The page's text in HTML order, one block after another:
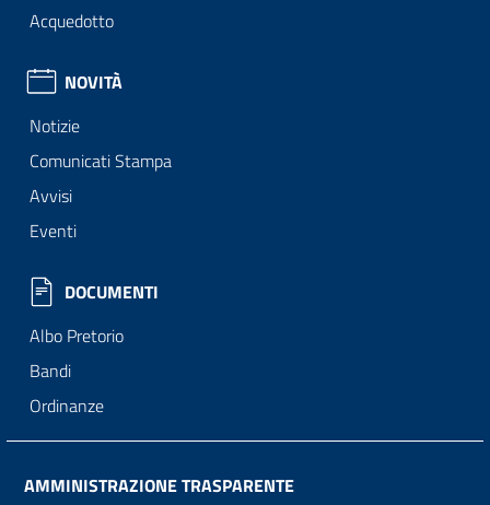
Acquedotto
NOVITÀ
Notizie
Comunicati Stampa
Avvisi
Eventi
DOCUMENTI
Albo Pretorio
Bandi
Ordinanze
AMMINISTRAZIONE TRASPARENTE